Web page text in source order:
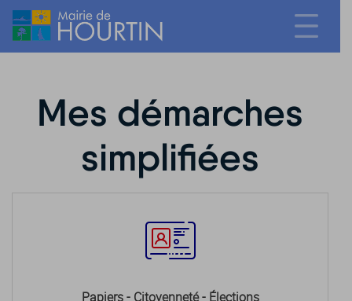
Mes démarches
simplifiées
Papiers - Citoyenneté - Élections